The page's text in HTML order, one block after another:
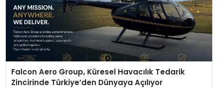
Falcon Aero Group, Küresel Havacılık Tedarik
Zincirinde Türkiye’den Dünyaya Açılıyor